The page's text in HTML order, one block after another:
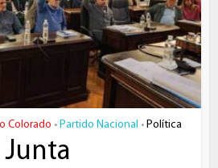
Colorado • Partido Nacional • Política
Junta